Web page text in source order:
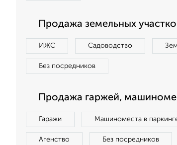
Продажа земельных
ИЖС Садоводство
Без посредников
Продажа гаржей,
Гаражи Машиноместа в
Агенство Без посредников